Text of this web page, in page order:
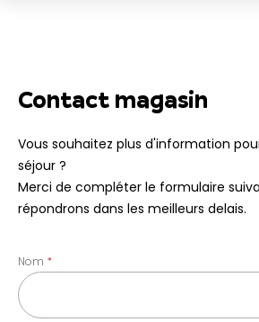
Contact magasin
Vous souhaitez plus d'information
séjour ?
Merci de compléter le formulaire
répondrons dans les meilleurs delais.
Nom